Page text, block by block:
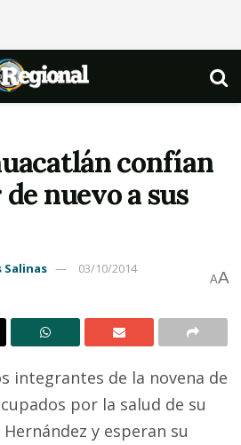
confían
nuevo a sus
03/10/2014
AA
integrantes de la novena de
por la salud de su
y esperan su